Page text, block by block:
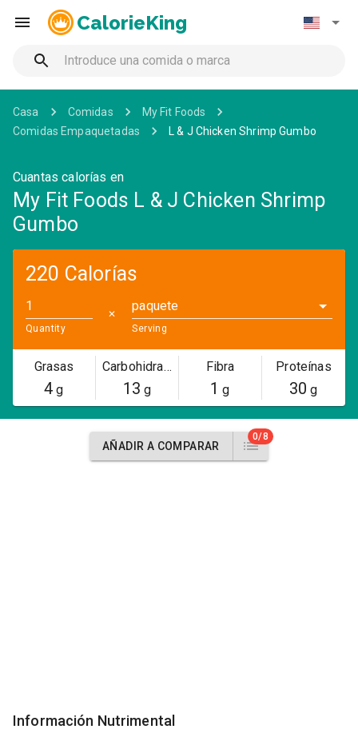
CalorieKing
Casa Comidas
My Fit Foods
Comidas Empaquetadas
L & J Chicken Shrimp Gumbo
Cuantas calorías en
My Fit Foods L & J Chicken Shrimp
Gumbo
220 Calorías
Quantity
✕
paquete
Serving
Grasas
4 g
Carbohidratos
13 g
Fibra
1 g
Proteínas
30 g
AÑADIR A COMPARAR
0/8
Información Nutrimental